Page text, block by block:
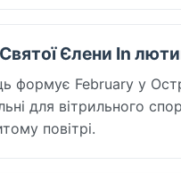
Єлени In
формує February у
для вітрильного
повітрі.